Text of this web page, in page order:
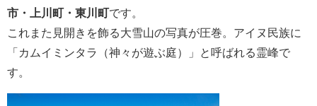
市・上川町・東川町です。
これまた見開きを飾る大雪山の写真が圧巻。アイヌ民族に
「カムイミンタラ（神々が遊ぶ庭）」と呼ばれる霊峰で
す。